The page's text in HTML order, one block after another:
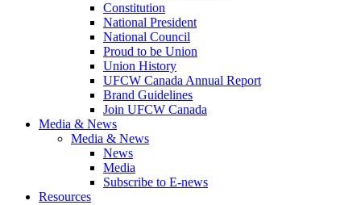
Constitution
National President
National Council
Proud to be Union
Union History
UFCW Canada Annual Report
Brand Guidelines
Join UFCW Canada
Media & News
Media & News
News
Media
Subscribe to E-news
Resources